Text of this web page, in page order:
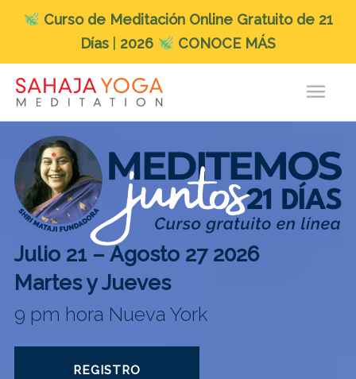
Curso de Meditación Online Gratuito de 21
Días
2026
CONOCE MÁS
contenido
Julio 21 – Agosto 27 2026
Martes y Jueves
9 pm hora Nueva York
REGISTRO